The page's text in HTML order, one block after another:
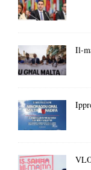
Il-